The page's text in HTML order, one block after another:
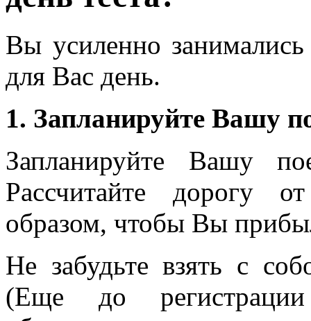
Вы усиленно
для Вас день.
1. Запланируйте Вашу
Запланируйте Вашу
Рассчитайте дорогу
образом, чтобы Вы
Не забудьте взять с
(Еще до